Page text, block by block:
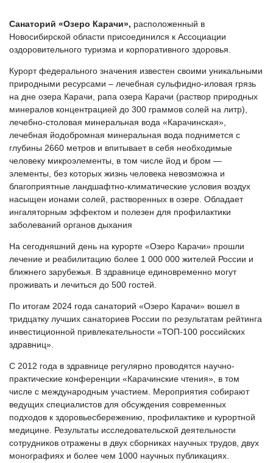
Санаторий «Озеро Карачи», расположенный в
Новосибирской области присоединился к Ассоциации
оздоровительного туризма и корпоративного здоровья.
Курорт федерального значения известен своими уникальными
природными ресурсами – лечебная сульфидно-иловая грязь
на дне озера Карачи, рапа озера Карачи (раствор природных
минералов концентрацией до 300 граммов солей на литр),
лечебно-столовая минеральная вода «Карачинская»,
лечебная йодобромная минеральная вода поднимется с
глубины 2660 метров и впитывает в себя необходимые
человеку микроэлементы, в том числе йод и бром —
элементы, без которых жизнь человека невозможна и
благоприятные ландшафтно-климатические условия воздух
насыщен ионами солей, растворенных в озере. Обладает
ингаляторным эффектом и полезен для профилактики
заболеваний органов дыхания
На сегодняшний день на курорте «Озеро Карачи» прошли
лечение и реабилитацию более 1 000 000 жителей России и
ближнего зарубежья. В здравнице единовременно могут
проживать и лечиться до 500 гостей.
По итогам 2024 года санаторий «Озеро Карачи» вошел в
тридцатку лучших санаториев России по результатам рейтинга
инвестиционной привлекательности «ТОП-100 российских
здравниц».
С 2012 года в здравнице регулярно проводятся научно-
практические конференции «Карачинские чтения», в том
числе с международным участием. Мероприятия собирают
ведущих специалистов для обсуждения современных
подходов к здоровьесбережению, профилактике и курортной
медицине. Результаты исследовательской деятельности
сотрудников отражены в двух сборниках научных трудов, двух
монографиях и более чем 1000 научных публикациях.